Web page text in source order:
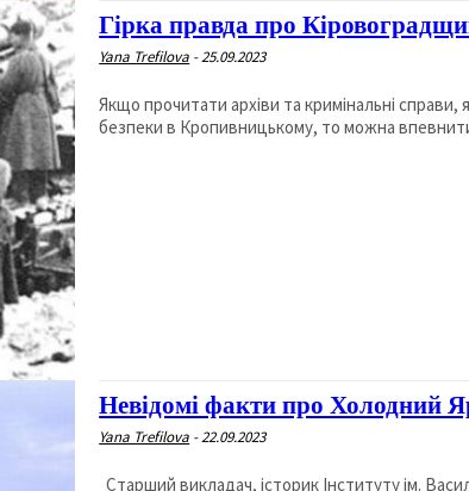
Гірка правда про
Yana Trefilova -25.09.2023
Якщо прочитати архіви та кримінальні
безпеки в Кропивницькому, то можна
Невідомі факти про Холодний
Yana Trefilova -22.09.2023
Старший викладач, історик Інституту ім. Василя Сухомлинського Юрій Митрофаненко часто проводить цікаві лекції